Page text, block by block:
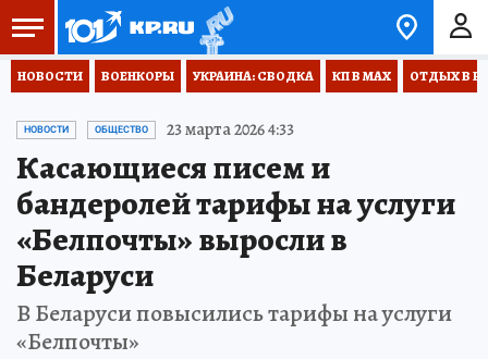
НОВОСТИ ВОЕНКОРЫ УКРАИНА: СВОДКА КП В МАХ ОТДЫХ В
НОВОСТИ ОБЩЕСТВО 23 марта 2026 4:33
Касающиеся писем и
бандеролей тарифы на услуги
«Белпочты» выросли в
Беларуси
В Беларуси повысились тарифы на услуги
«Белпочты»